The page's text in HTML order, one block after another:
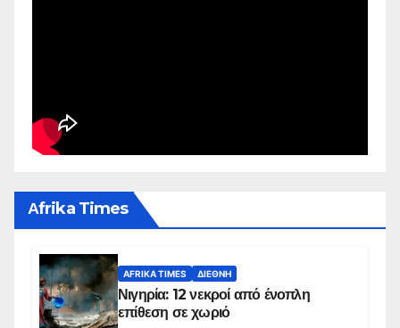
Αfrika Times
AFRIKA TIMES ΔΙΕΘΝΉ
Νιγηρία: 12 νεκροί από ένοπλη
επίθεση σε χωριό